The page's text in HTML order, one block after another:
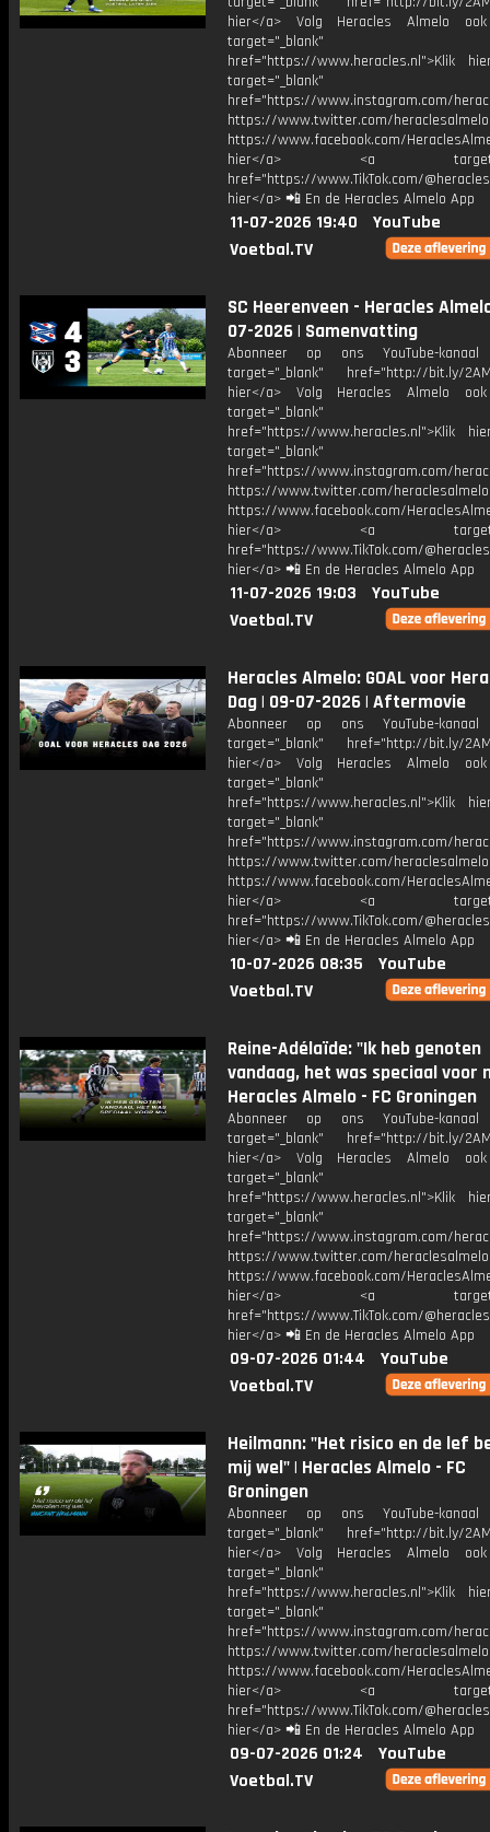
hier</a> Volg Heracles Almelo
target="_blank"
href="https://www.heracles.nl">Klik
target="_blank"
href="https://www.instagram.com/
https://www.twitter.com/heraclesalmelo
https://www.facebook.com/
hier</a> <a
href="https://www.TikTok.com/
hier</a> 📲 En de Heracles Almelo App
11-07-2026 19:40
YouTube
Voetbal.TV
SC Heerenveen - Heracles
07-2026 | Samenvatting
Abonneer op ons YouTube-
target="_blank" href="http://bit.ly/
hier</a> Volg Heracles Almelo
target="_blank"
href="https://www.heracles.nl">Klik
target="_blank"
href="https://www.instagram.com/
https://www.twitter.com/heraclesalmelo
https://www.facebook.com/
hier</a> <a
href="https://www.TikTok.com/
hier</a> 📲 En de Heracles Almelo App
11-07-2026 19:03
YouTube
Voetbal.TV
Heracles Almelo: GOAL voor
Dag | 09-07-2026 | Aftermovie
Abonneer op ons YouTube-
target="_blank" href="http://bit.ly/
hier</a> Volg Heracles Almelo
target="_blank"
href="https://www.heracles.nl">Klik
target="_blank"
href="https://www.instagram.com/
https://www.twitter.com/heraclesalmelo
https://www.facebook.com/
hier</a> <a
href="https://www.TikTok.com/
hier</a> 📲 En de Heracles Almelo App
10-07-2026 08:35
YouTube
Voetbal.TV
Reine-Adélaïde: "Ik heb genoten
vandaag, het was speciaal voor
Heracles Almelo - FC Groningen
Abonneer op ons YouTube-
target="_blank" href="http://bit.ly/
hier</a> Volg Heracles Almelo
target="_blank"
href="https://www.heracles.nl">Klik
target="_blank"
href="https://www.instagram.com/
https://www.twitter.com/heraclesalmelo
https://www.facebook.com/
hier</a> <a
href="https://www.TikTok.com/
hier</a> 📲 En de Heracles Almelo App
09-07-2026 01:44
YouTube
Voetbal.TV
Heilmann: "Het risico en de lef
mij wel" | Heracles Almelo - FC
Groningen
Abonneer op ons YouTube-
target="_blank" href="http://bit.ly/
hier</a> Volg Heracles Almelo
target="_blank"
href="https://www.heracles.nl">Klik
target="_blank"
href="https://www.instagram.com/
https://www.twitter.com/heraclesalmelo
https://www.facebook.com/
hier</a> <a
href="https://www.TikTok.com/
hier</a> 📲 En de Heracles Almelo App
09-07-2026 01:24
YouTube
Voetbal.TV